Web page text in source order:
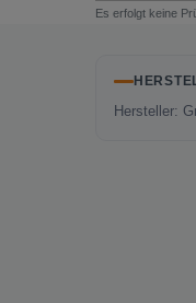
Es erfolgt keine
Hersteller: